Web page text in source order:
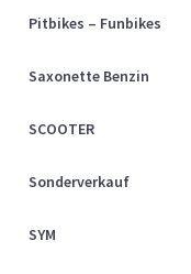
Pitbikes – Funbikes
Saxonette Benzin
SCOOTER
Sonderverkauf
SYM